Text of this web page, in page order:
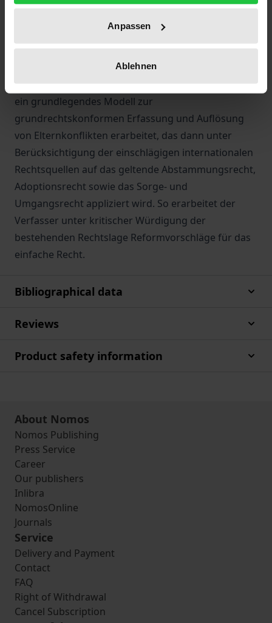
Anpassen
Ablehnen
abstrakte Kollisionslage zwischen verschiedenen
Personen, die sich auf das Elternrecht aus Art. 6 Abs.
2 Satz 1 GG berufen können.
Anhand der verfassungsrechtlichen Wertungen wird
ein grundlegendes Modell zur
grundrechtskonformen Erfassung und Auflösung
von Elternkonflikten erarbeitet, das dann unter
Berücksichtigung der einschlägigen internationalen
Rechtsquellen auf das geltende Abstammungsrecht,
Adoptionsrecht sowie das Sorge- und
Umgangsrecht appliziert wird. So erarbeitet der
Verfasser unter kritischer Würdigung der
bestehenden Rechtslage Reformvorschläge für das
einfache Recht.
Bibliographical data
Reviews
Product safety information
About Nomos
Nomos Publishing
Press Service
Career
Our publishers
Inlibra
NomosOnline
Journals
Service
Delivery and Payment
Contact
FAQ
Right of Withdrawal
Cancel Subscription